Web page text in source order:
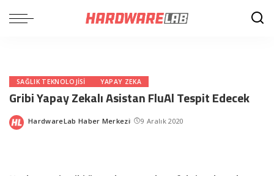
SAĞLIK TEKNOLOJISI YAPAY ZEKA
Gribi Yapay Zekalı Asistan FluAl Tespit Edecek
Posted
HardwareLab Haber Merkezi 9 Aralık 2020